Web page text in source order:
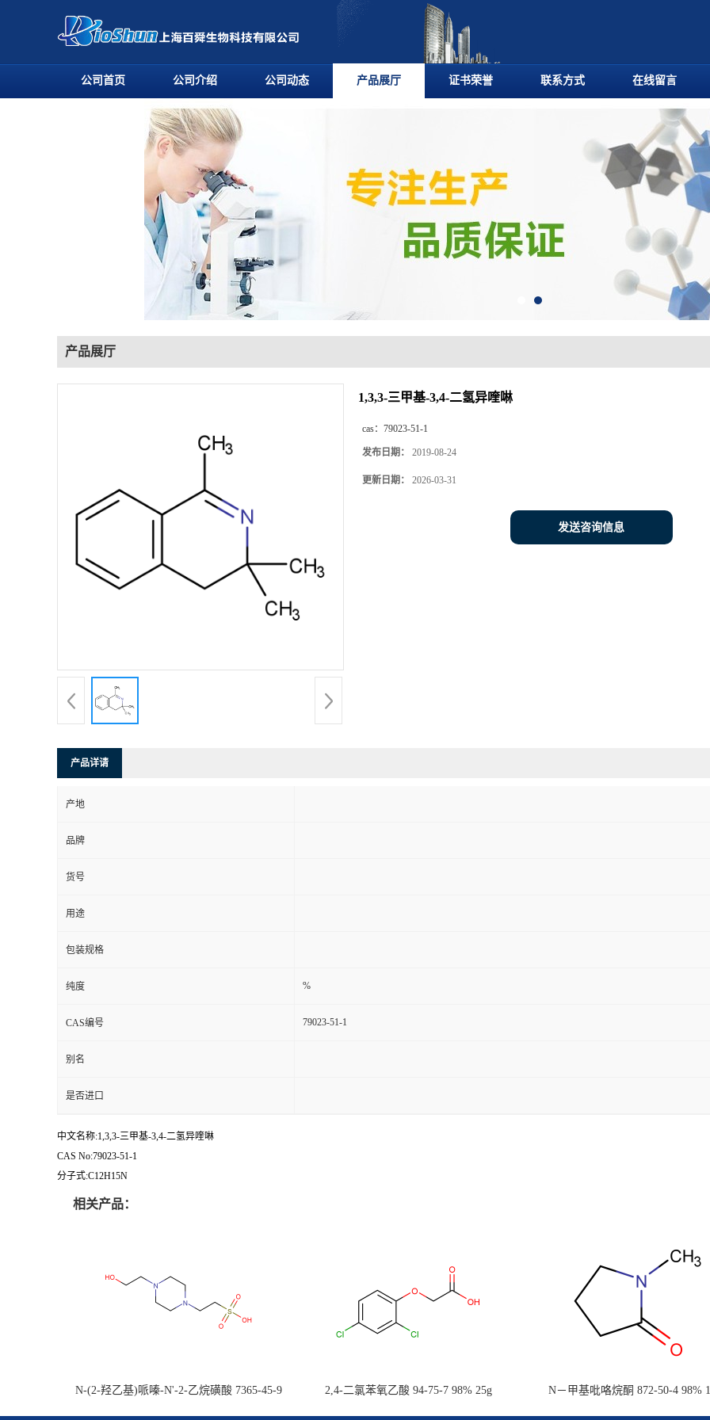
公司首页 公司介绍 公司动态 产品展厅 证书荣誉 联系方式 在线留言
产品展厅
1,3,3-三甲基-3,4-二氢异喹啉
cas： 79023-51-1
发布日期： 2019-08-24
更新日期： 2026-03-31
发送咨询信息
产品详请
产地
品牌
货号
用途
包装规格
纯度 %
CAS编号 79023-51-1
别名
是否进口
中文名称:1,3,3-三甲基-3,4-二氢异喹啉
CAS No:79023-51-1
分子式:C12H15N
相关产品：
N-(2-羟乙基)哌嗪-N'-2-乙烷磺酸 7365-45-9
2,4-二氯苯氧乙酸 94-75-7 98% 25g N－甲基吡咯烷酮 872-50-4 98%